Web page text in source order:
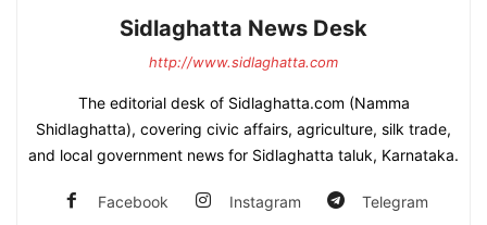
Sidlaghatta News Desk
http://www.sidlaghatta.com
The editorial desk of Sidlaghatta.com (Namma
Shidlaghatta), covering civic affairs, agriculture, silk trade,
and local government news for Sidlaghatta taluk, Karnataka.
Facebook Instagram Telegram